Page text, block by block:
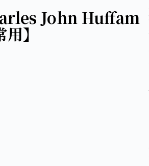
John Huffam
】